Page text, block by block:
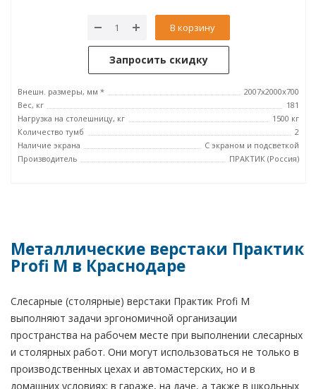
В корзину
Запросить скидку
Внешн. размеры, мм *
2007х2000х700
Вес, кг
181
Нагрузка на столешницу, кг
1500 кг
Количество тумб
2
Наличие экрана
С экраном и подсветкой
Производитель
ПРАКТИК (Россия)
Металлические верстаки Практик
Profi M в Краснодаре
Слесарные (столярные) верстаки Практик Profi M
выполняют задачи эргономичной организации
пространства на рабочем месте при выполнении слесарных
и столярных работ. Они могут использоваться не только в
производственных цехах и автомастерских, но и в
домашних условиях: в гараже, на даче, а также в школьных